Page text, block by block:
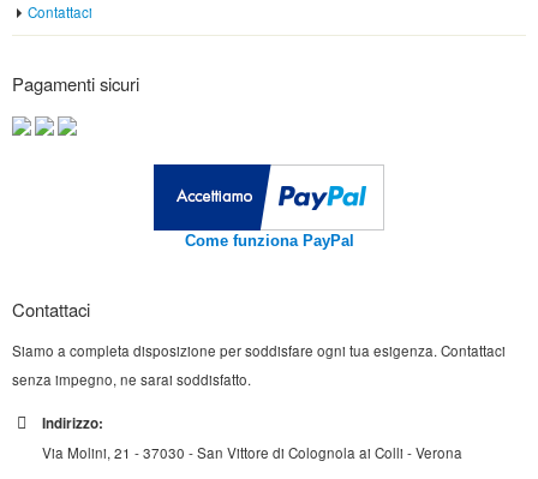
Contattaci
Pagamenti sicuri
Come funziona PayPal
Contattaci
Siamo a completa disposizione per soddisfare ogni tua esigenza. Contattaci
senza impegno, ne sarai soddisfatto.
Indirizzo:
Via Molini, 21 - 37030 - San Vittore di Colognola ai Colli - Verona